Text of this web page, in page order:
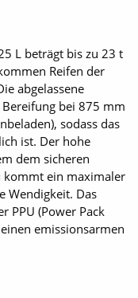
L beträgt bis zu 23 t
Reifen der
abgelassene
bei 875 mm
sodass das
ist. Der hohe
dem sicheren
kommt ein maximaler
Wendigkeit. Das
PPU (Power Pack
emissionsarmen